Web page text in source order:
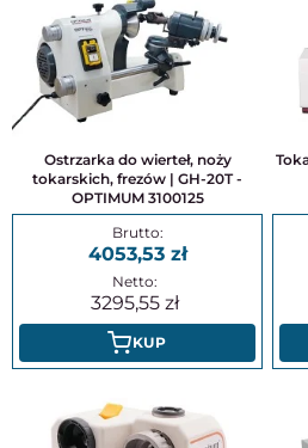
Ostrzarka do wierteł, noży
tokarskich, frezów | GH-20T -
OPTIMUM 3100125
4053,53
3295,55
KUP
Tokarka do metalu TU 1503V | 450